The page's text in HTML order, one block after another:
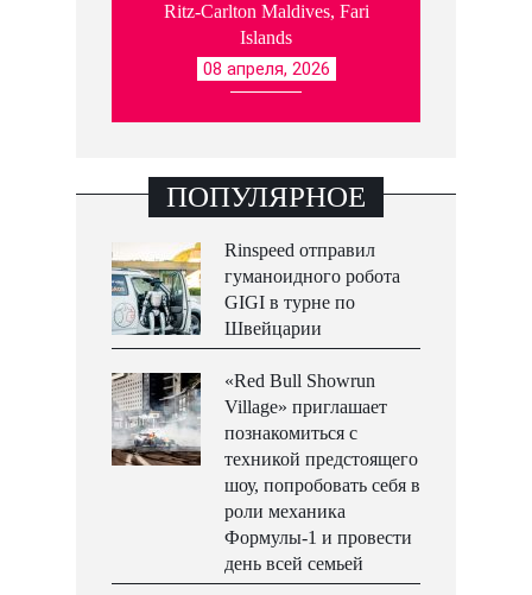
Ritz-Carlton Maldives, Fari
Islands
08 апреля, 2026
ПОПУЛЯРНОЕ
Rinspeed отправил
гуманоидного робота
GIGI в турне по
Швейцарии
«Red Bull Showrun
Village» приглашает
познакомиться с
техникой предстоящего
шоу, попробовать себя в
роли механика
Формулы-1 и провести
день всей семьей